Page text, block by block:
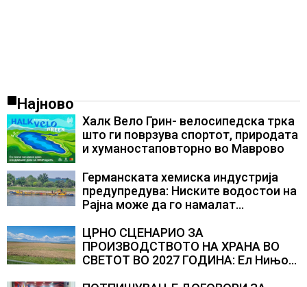
Најново
Халк Вело Грин- велосипедска трка
што ги поврзува спортот, природата
и хуманостаповторно во Маврово
Германската хемиска индустрија
предупредува: Ниските водостои на
Рајна може да го намалат
ЦРНО СЦЕНАРИО ЗА
ПРОИЗВОДСТВОТО НА ХРАНА ВО
СВЕТОТ ВО 2027 ГОДИНА: Ел Нињо